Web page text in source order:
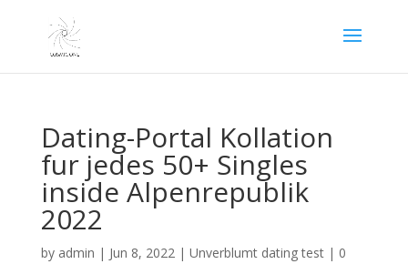
Dating-Portal Kollation
fur jedes 50+ Singles
inside Alpenrepublik
2022
by admin | Jun 8, 2022| Unverblumt dating test| 0